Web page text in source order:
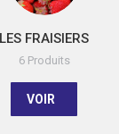
LES FRAISIERS
6 Produits
VOIR